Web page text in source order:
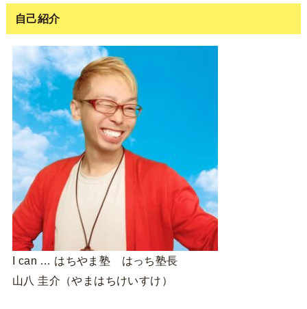
自己紹介
I can … はちやま塾 はっち塾長
山八 圭介（やまはちけいすけ）